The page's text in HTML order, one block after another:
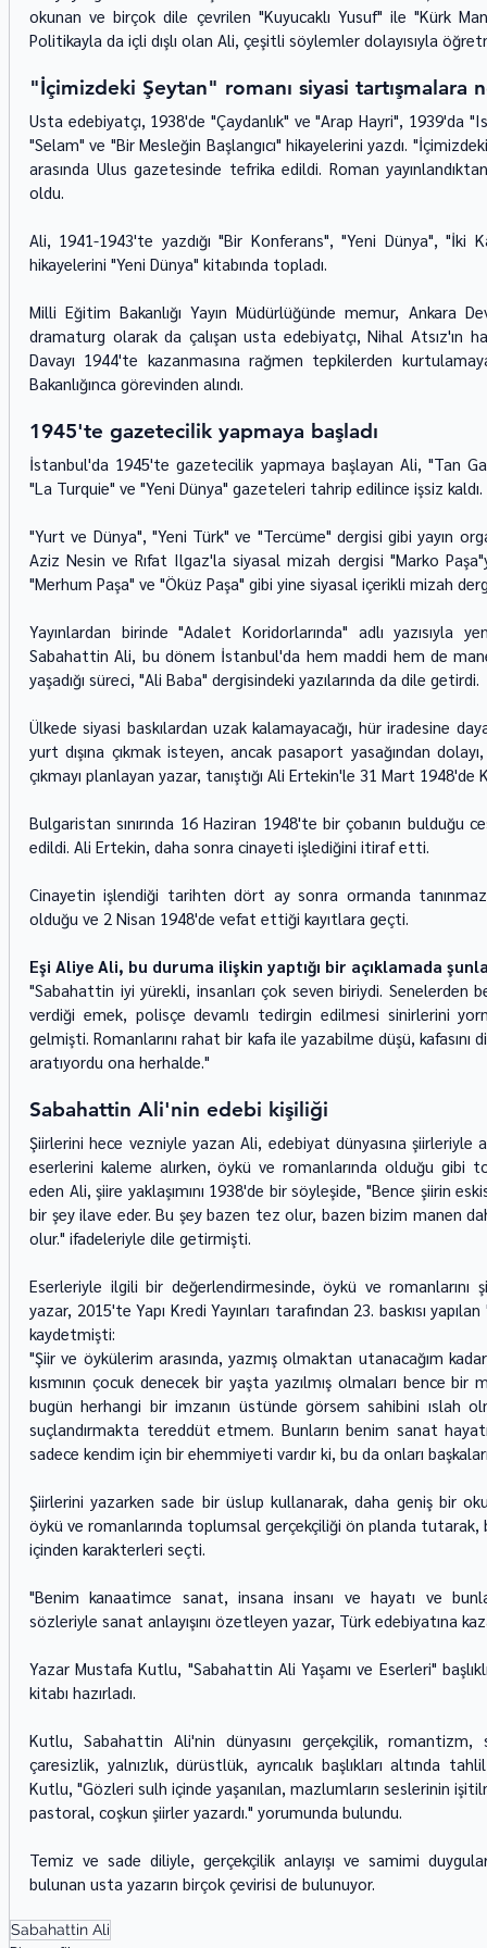
okunan ve birçok dile çevrilen "Kuyucaklı Yusuf" ile "Kürk
Politikayla da içli dışlı olan Ali, çeşitli söylemler dolayısıyla
"İçimizdeki Şeytan" romanı siyasi tartışmalara
Usta edebiyatçı, 1938'de "Çaydanlık" ve "Arap Hayri", 1939'da
"Selam" ve "Bir Mesleğin Başlangıcı" hikayelerini yazdı.
arasında Ulus gazetesinde tefrika edildi. Roman
oldu.
Ali, 1941-1943'te yazdığı "Bir Konferans", "Yeni Dünya", "İki
hikayelerini "Yeni Dünya" kitabında topladı.
Milli Eğitim Bakanlığı Yayın Müdürlüğünde memur, Ankara
dramaturg olarak da çalışan usta edebiyatçı, Nihal Atsız'ın
Davayı 1944'te kazanmasına rağmen tepkilerden
Bakanlığınca görevinden alındı.
1945'te gazetecilik yapmaya başladı
İstanbul'da 1945'te gazetecilik yapmaya başlayan Ali, "Tan
"La Turquie" ve "Yeni Dünya" gazeteleri tahrip edilince işsiz kaldı.
"Yurt ve Dünya", "Yeni Türk" ve "Tercüme" dergisi gibi yayın
Aziz Nesin ve Rıfat Ilgaz'la siyasal mizah dergisi "Marko
"Merhum Paşa" ve "Öküz Paşa" gibi yine siyasal içerikli mizah
Yayınlardan birinde "Adalet Koridorlarında" adlı
Sabahattin Ali, bu dönem İstanbul'da hem maddi hem de
yaşadığı süreci, "Ali Baba" dergisindeki yazılarında da dile getirdi.
Ülkede siyasi baskılardan uzak kalamayacağı, hür iradesine
yurt dışına çıkmak isteyen, ancak pasaport yasağından dolayı,
çıkmayı planlayan yazar, tanıştığı Ali Ertekin'le 31 Mart 1948'de
Bulgaristan sınırında 16 Haziran 1948'te bir çobanın
edildi. Ali Ertekin, daha sonra cinayeti işlediğini itiraf etti.
Cinayetin işlendiği tarihten dört ay sonra ormanda
olduğu ve 2 Nisan 1948'de vefat ettiği kayıtlara geçti.
Eşi Aliye Ali, bu duruma ilişkin yaptığı bir açıklamada
"Sabahattin iyi yürekli, insanları çok seven biriydi. Senelerden
verdiği emek, polisçe devamlı tedirgin edilmesi sinirlerini
gelmişti. Romanlarını rahat bir kafa ile yazabilme düşü,
aratıyordu ona herhalde."
Sabahattin Ali'nin edebi kişiliği
Şiirlerini hece vezniyle yazan Ali, edebiyat dünyasına şiirleriyle
eserlerini kaleme alırken, öykü ve romanlarında olduğu gibi
eden Ali, şiire yaklaşımını 1938'de bir söyleşide, "Bence şiirin
bir şey ilave eder. Bu şey bazen tez olur, bazen bizim manen
olur." ifadeleriyle dile getirmişti.
Eserleriyle ilgili bir değerlendirmesinde, öykü ve romanlarını
yazar, 2015'te Yapı Kredi Yayınları tarafından 23. baskısı
kaydetmişti:
"Şiir ve öykülerim arasında, yazmış olmaktan utanacağım
kısmının çocuk denecek bir yaşta yazılmış olmaları bence
bugün herhangi bir imzanın üstünde görsem sahibini ıslah
suçlandırmakta tereddüt etmem. Bunların benim sanat
sadece kendim için bir ehemmiyeti vardır ki, bu da onları
Şiirlerini yazarken sade bir üslup kullanarak, daha geniş bir
öykü ve romanlarında toplumsal gerçekçiliği ön planda
içinden karakterleri seçti.
"Benim kanaatimce sanat, insana insanı ve hayatı ve
sözleriyle sanat anlayışını özetleyen yazar, Türk edebiyatına
Yazar Mustafa Kutlu, "Sabahattin Ali Yaşamı ve Eserleri"
kitabı hazırladı.
Kutlu, Sabahattin Ali'nin dünyasını gerçekçilik, romantizm,
çaresizlik, yalnızlık, dürüstlük, ayrıcalık başlıkları altında
Kutlu, "Gözleri sulh içinde yaşanılan, mazlumların seslerinin
pastoral, coşkun şiirler yazardı." yorumunda bulundu.
Temiz ve sade diliyle, gerçekçilik anlayışı ve samimi
bulunan usta yazarın birçok çevirisi de bulunuyor.
Sabahattin Ali